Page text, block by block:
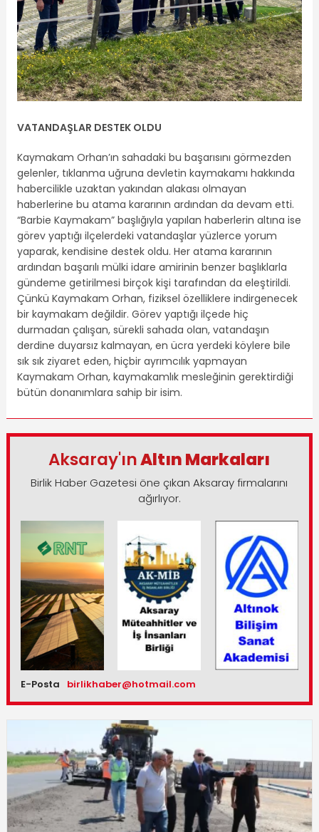
VATANDAŞLAR DESTEK OLDU
Kaymakam Orhan’ın sahadaki bu başarısını görmezden
gelenler, tıklanma uğruna devletin kaymakamı hakkında
habercilikle uzaktan yakından alakası olmayan
haberlerine bu atama kararının ardından da devam etti.
“Barbie Kaymakam” başlığıyla yapılan haberlerin altına ise
görev yaptığı ilçelerdeki vatandaşlar yüzlerce yorum
yaparak, kendisine destek oldu. Her atama kararının
ardından başarılı mülki idare amirinin benzer başlıklarla
gündeme getirilmesi birçok kişi tarafından da eleştirildi.
Çünkü Kaymakam Orhan, fiziksel özelliklere indirgenecek
bir kaymakam değildir. Görev yaptığı ilçede hiç
durmadan çalışan, sürekli sahada olan, vatandaşın
derdine duyarsız kalmayan, en ücra yerdeki köylere bile
sık sık ziyaret eden, hiçbir ayrımcılık yapmayan
Kaymakam Orhan, kaymakamlık mesleğinin gerektirdiği
bütün donanımlara sahip bir isim.
Aksaray'ınAltın Markaları
Birlik Haber Gazetesi öne çıkan Aksaray firmalarını
ağırlıyor.
E-Posta birlikhaber@hotmail.com